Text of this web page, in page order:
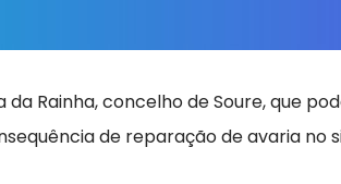
da Rainha, concelho de Soure, que
de reparação de avaria no